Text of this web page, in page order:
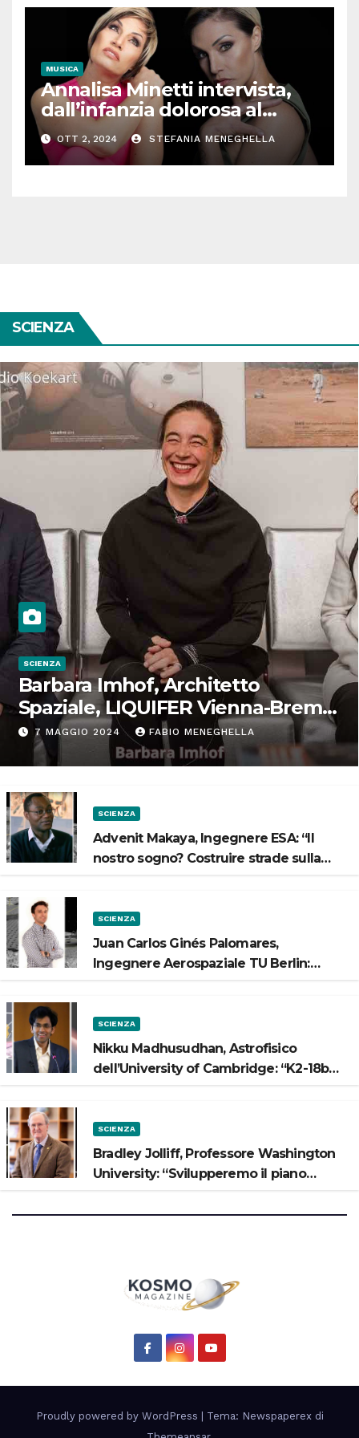
MUSICA
Annalisa Minetti intervista,
dall’infanzia dolorosa al
successo: “Così la musica e lo
sport mi hanno salvata”
OTT 2, 2024 STEFANIA MENEGHELLA
SCIENZA
SCIENZA
Barbara Imhof, Architetto
Spaziale, LIQUIFER Vienna-Brema:
“Progettiamo habitat per lo
Spazio”
7 MAGGIO 2024 FABIO MENEGHELLA
SCIENZA
Advenit Makaya, Ingegnere ESA: “Il
nostro sogno? Costruire strade sulla
SCIENZA
Juan Carlos Ginés Palomares,
Ingegnere Aerospaziale TU Berlin:
SCIENZA
Nikku Madhusudhan, Astrofisico
dell’University of Cambridge: “K2-18b
SCIENZA
Bradley Jolliff, Professore Washington
University: “Svilupperemo il piano
Proudly powered by WordPress
Tema: Newspaperex di